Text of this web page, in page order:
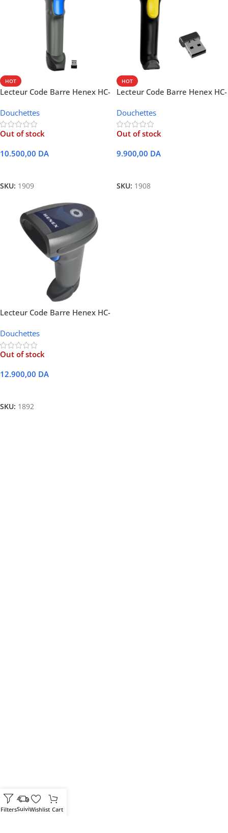
HOT
Lecteur Code Barre Henex HC-
Douchettes
Out of stock
10.500,00 DA
SKU: 1909
HOT
Lecteur Code Barre Henex HC-
Bluetooth
Douchettes
Out of stock
9.900,00 DA
SKU: 1908
Lecteur Code Barre Henex HC-
Douchettes
Out of stock
12.900,00 DA
SKU: 1892
Filters Wishlist Cart